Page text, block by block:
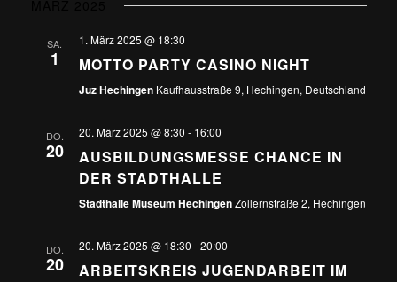
SA.
1
1. März 2025 @ 18:30
MOTTO PARTY CASINO NIGHT
Juz Hechingen Kaufhausstraße 9, Hechingen, Deutschland
DO.
20
20. März 2025 @ 8:30 - 16:00
AUSBILDUNGSMESSE CHANCE IN
DER STADTHALLE
Stadthalle Museum HechingenZollernstraße 2, Hechingen
DO.
20
20. März 2025 @ 18:30 -20:00
ARBEITSKREIS JUGENDARBEIT IM